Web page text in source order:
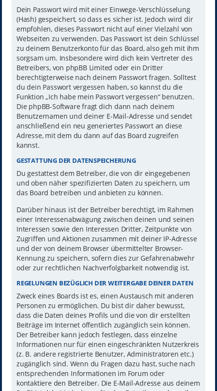
Dein Passwort wird mit einer Einwege-Verschlüsselung
(Hash) gespeichert, so dass es sicher ist. Jedoch wird dir
empfohlen, dieses Passwort nicht auf einer Vielzahl von
Webseiten zu verwenden. Das Passwort ist dein Schlüssel
zu deinem Benutzerkonto für das Board, also geh mit ihm
sorgsam um. Insbesondere wird dich kein Vertreter des
Betreibers, von phpBB Limited oder ein Dritter
berechtigterweise nach deinem Passwort fragen. Solltest
du dein Passwort vergessen haben, so kannst du die
Funktion „Ich habe mein Passwort vergessen“ benutzen.
Die phpBB-Software fragt dich dann nach deinem
Benutzernamen und deiner E-Mail-Adresse und sendet
anschließend ein neu generiertes Passwort an diese
Adresse, mit dem du dann auf das Board zugreifen
kannst.
GESTATTUNG DER DATENSPEICHERUNG
Du gestattest dem Betreiber, die von dir eingegebenen
und oben näher spezifizierten Daten zu speichern, um
das Board betreiben und anbieten zu können.
Darüber hinaus ist der Betreiber berechtigt, im Rahmen
einer Interessenabwägung zwischen deinen und seinen
Interessen sowie den Interessen Dritter, Zeitpunkte von
Zugriffen und Aktionen zusammen mit deiner IP-Adresse
und der von deinem Browser übermittelter Browser-
Kennung zu speichern, sofern dies zur Gefahrenabwehr
oder zur rechtlichen Nachverfolgbarkeit notwendig ist.
REGELUNGEN BEZÜGLICH DER WEITERGABE DEINER DATEN
Zweck eines Boards ist es, einen Austausch mit anderen
Personen zu ermöglichen. Du bist dir daher bewusst,
dass die Daten deines Profils und die von dir erstellten
Beiträge im Internet öffentlich zugänglich sein können.
Der Betreiber kann jedoch festlegen, dass einzelne
Informationen nur für einen eingeschränkten Nutzerkreis
(z. B. andere registrierte Benutzer, Administratoren etc.)
zugänglich sind. Wenn du Fragen dazu hast, suche nach
entsprechenden Informationen im Forum oder
kontaktiere den Betreiber. Die E-Mail-Adresse aus deinem